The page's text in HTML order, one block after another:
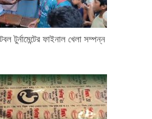
টুর্নামেন্টের ফাইনাল খেলা সম্পন্ন